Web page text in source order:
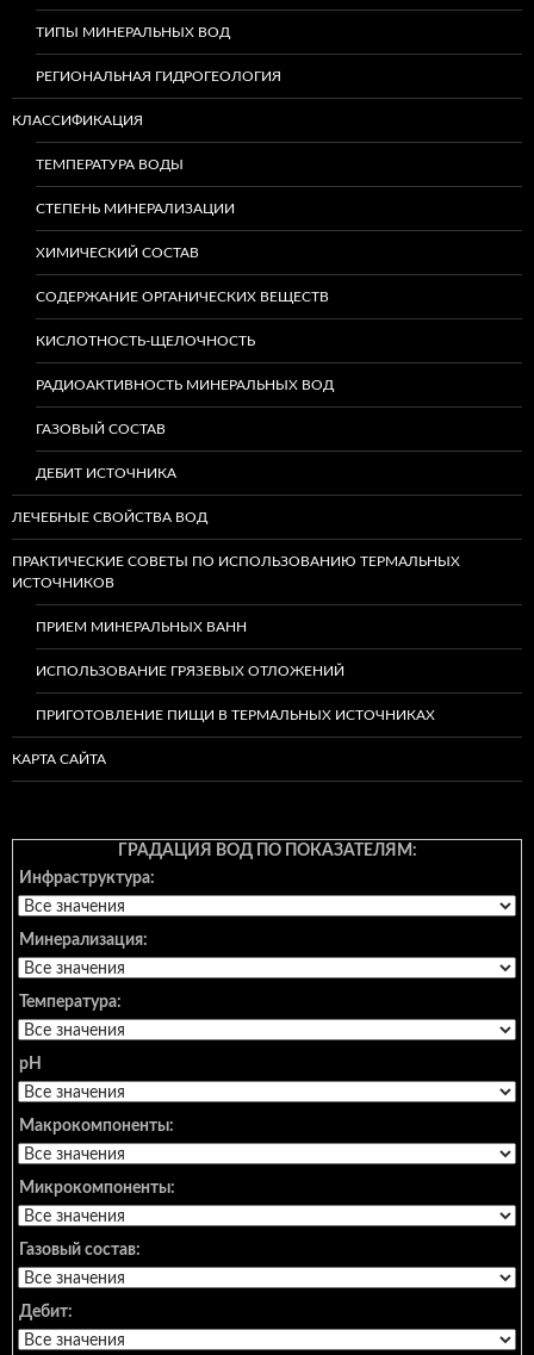
ТИПЫ МИНЕРАЛЬНЫХ ВОД
РЕГИОНАЛЬНАЯ ГИДРОГЕОЛОГИЯ
КЛАССИФИКАЦИЯ
ТЕМПЕРАТУРА ВОДЫ
СТЕПЕНЬ МИНЕРАЛИЗАЦИИ
ХИМИЧЕСКИЙ СОСТАВ
СОДЕРЖАНИЕ ОРГАНИЧЕСКИХ ВЕЩЕСТВ
КИСЛОТНОСТЬ-ЩЕЛОЧНОСТЬ
РАДИОАКТИВНОСТЬ МИНЕРАЛЬНЫХ ВОД
ГАЗОВЫЙ СОСТАВ
ДЕБИТ ИСТОЧНИКА
ЛЕЧЕБНЫЕ СВОЙСТВА ВОД
ПРАКТИЧЕСКИЕ СОВЕТЫ ПО ИСПОЛЬЗОВАНИЮ ТЕРМАЛЬНЫХ
ИСТОЧНИКОВ
ПРИЕМ МИНЕРАЛЬНЫХ ВАНН
ИСПОЛЬЗОВАНИЕ ГРЯЗЕВЫХ ОТЛОЖЕНИЙ
ПРИГОТОВЛЕНИЕ ПИЩИ В ТЕРМАЛЬНЫХ ИСТОЧНИКАХ
КАРТА САЙТА
ГРАДАЦИЯ ВОД ПО ПОКАЗАТЕЛЯМ:
Инфраструктура:
Минерализация:
Температура:
pH
Макрокомпоненты:
Микрокомпоненты:
Газовый состав:
Дебит: